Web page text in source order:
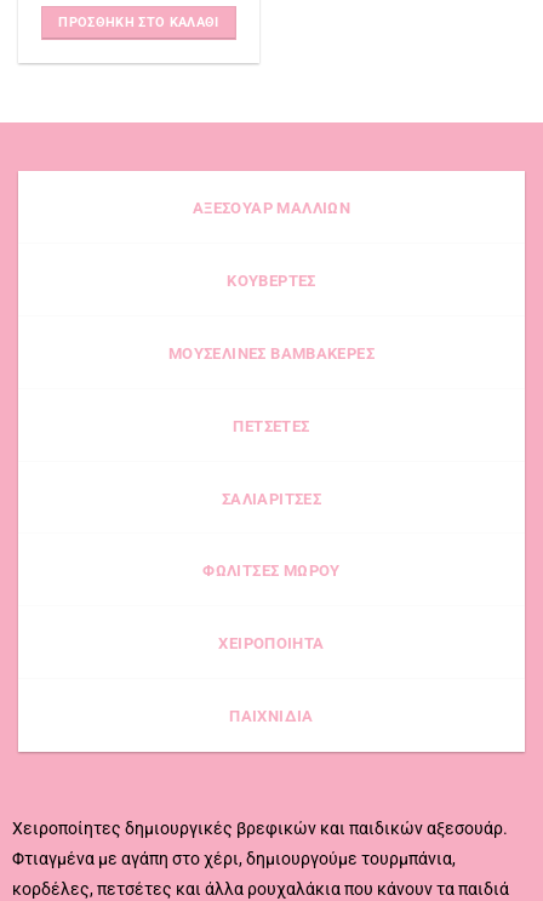
ΠΡΟΣΘΉΚΗ ΣΤΟ ΚΑΛΆΘΙ
ΑΞΕΣΟΥΑΡ ΜΑΛΛΙΩΝ
ΚΟΥΒΕΡΤΕΣ
ΜΟΥΣΕΛΙΝΕΣ ΒΑΜΒΑΚΕΡΕΣ
ΠΕΤΣΕΤΕΣ
ΣΑΛΙΑΡΙΤΣΕΣ
ΦΩΛΙΤΣΕΣ ΜΩΡΟΥ
ΧΕΙΡΟΠΟΙΗΤΑ
ΠΑΙΧΝΙΔΙΑ
Χειροποίητες δημιουργικές βρεφικών και παιδικών αξεσουάρ.
Φτιαγμένα με αγάπη στο χέρι, δημιουργούμε τουρμπάνια,
κορδέλες, πετσέτες και άλλα ρουχαλάκια που κάνουν τα παιδιά